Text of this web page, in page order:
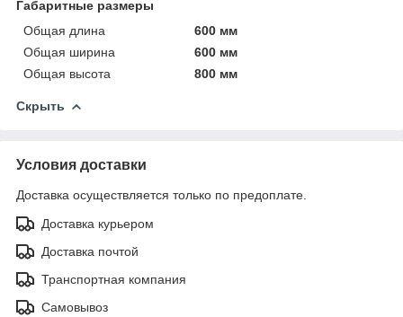
Габаритные размеры
Общая длина
600 мм
Общая ширина
600 мм
Общая высота
800 мм
Скрыть
Условия доставки
Доставка осуществляется только по предоплате.
Доставка курьером
Доставка почтой
Транспортная компания
Самовывоз